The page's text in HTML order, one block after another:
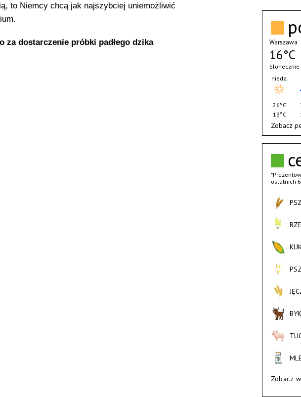
to Niemcy chcą jak najszybciej uniemożliwić
za dostarczenie próbki padłego dzika
ostatnich
Zobacz
Warszawa
16°C
Słonecznie
niedz.
26°C
13°C
Zobacz